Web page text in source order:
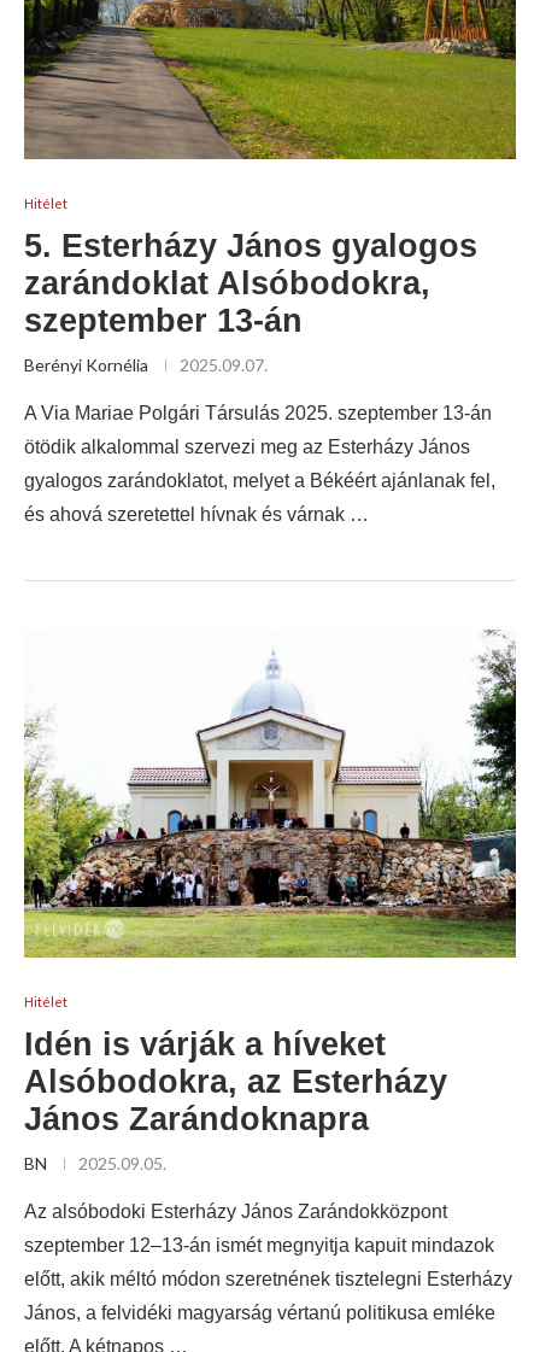
Hitélet
5. Esterházy János gyalogos
zarándoklat Alsóbodokra,
szeptember 13-án
Berényi Kornélia 2025.09.07.
A Via Mariae Polgári Társulás 2025. szeptember 13-án
ötödik alkalommal szervezi meg az Esterházy János
gyalogos zarándoklatot, melyet a Békéért ajánlanak fel,
és ahová szeretettel hívnak és várnak …
Hitélet
Idén is várják a híveket
Alsóbodokra, az Esterházy
János Zarándoknapra
BN 2025.09.05.
Az alsóbodoki Esterházy János Zarándokközpont
szeptember 12–13-án ismét megnyitja kapuit mindazok
előtt, akik méltó módon szeretnének tisztelegni Esterházy
János, a felvidéki magyarság vértanú politikusa emléke
előtt. A kétnapos …